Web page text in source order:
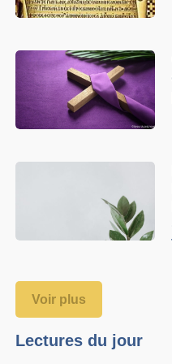
Voir plus
Lectures du jour